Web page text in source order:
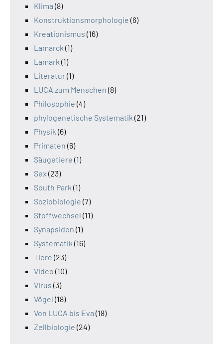
Klima (8)
Konstruktionsmorphologie (6)
Kreationismus (16)
Lamarck (1)
Lamark (1)
Literatur(1)
LUCA zum Menschen (8)
Philosophie (4)
phylogenetische Systematik (21)
Physik (6)
Primaten (6)
Säugetiere (1)
Sex (23)
South Park (1)
Soziobiologie (7)
Stoffwechsel (11)
Synapsiden (1)
Systematik (16)
Tiere (23)
Video (10)
Virus (3)
Vögel (18)
Von LUCA bis Eva (18)
Zellbiologie (24)